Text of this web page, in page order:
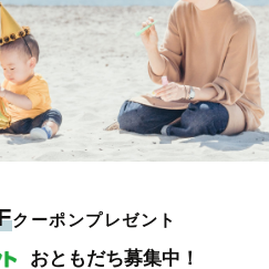
クーポンプレゼント
おともだち募集中！